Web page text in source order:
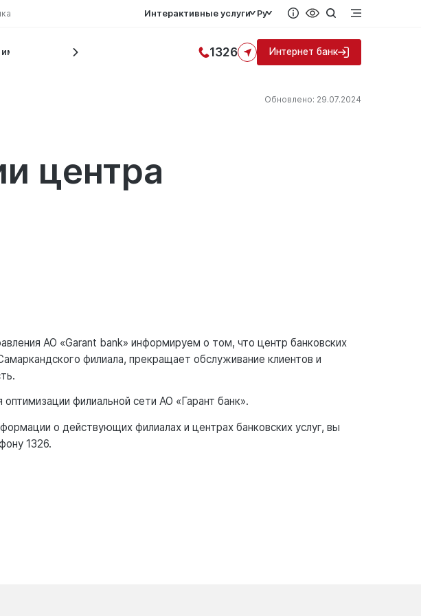
Интерактивные услуги Ру
1326 Интернет банк
Обновлено: 29.07.2024
центра
АО «Garant bank» информируем о том, что центр банковских
филиала, прекращает обслуживание клиентов и
филиальной сети АО «Гарант банк».
о действующих филиалах и центрах банковских услуг, вы
1326.